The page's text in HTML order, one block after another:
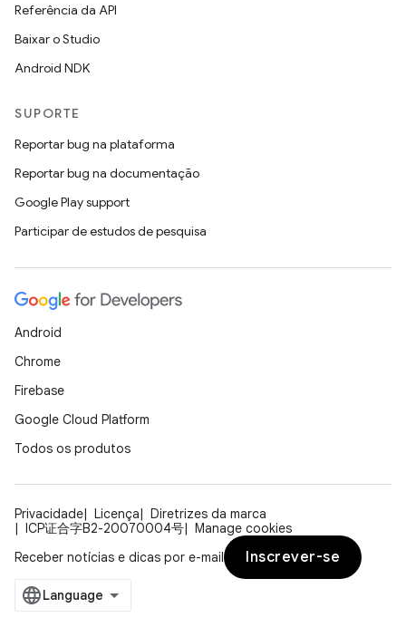
Referência da API
Baixar o Studio
Android NDK
SUPORTE
Reportar bug na plataforma
Reportar bug na documentação
Google Play support
Participar de estudos de pesquisa
Android
Chrome
Firebase
Google Cloud Platform
Todos os produtos
Privacidade Licença
Diretrizes da marca
ICP证合字B2-20070004号
Manage cookies
Receber notícias e dicas por e-mail
Inscrever-se